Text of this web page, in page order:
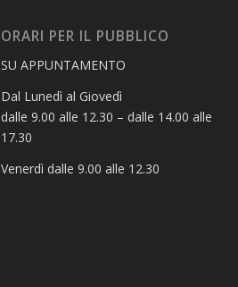
ORARI PER IL PUBBLICO
SU APPUNTAMENTO
Dal Lunedì al Giovedì
dalle 9.00 alle 12.30 – dalle 14.00 alle
17.30
Venerdì dalle 9.00 alle 12.30